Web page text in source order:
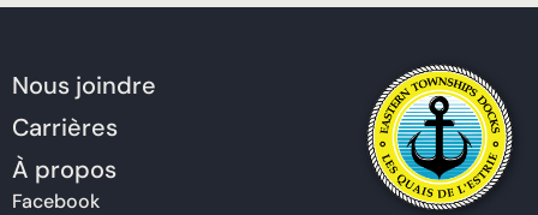
Nous joindre
Carrières
À propos
Facebook